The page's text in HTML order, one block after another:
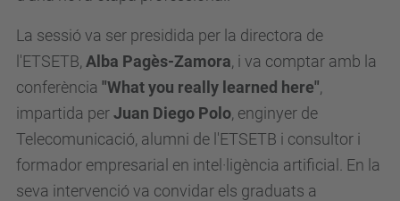
La sessió va ser presidida per la directora de
l'ETSETB, Alba Pagès-Zamora, i va comptar amb la
conferència "What you really learned here",
impartida perJuan Diego Polo, enginyer de
Telecomunicació, alumni de l'ETSETB i consultor i
formador empresarial en intel·ligència artificial. En la
seva intervenció va convidar els graduats a